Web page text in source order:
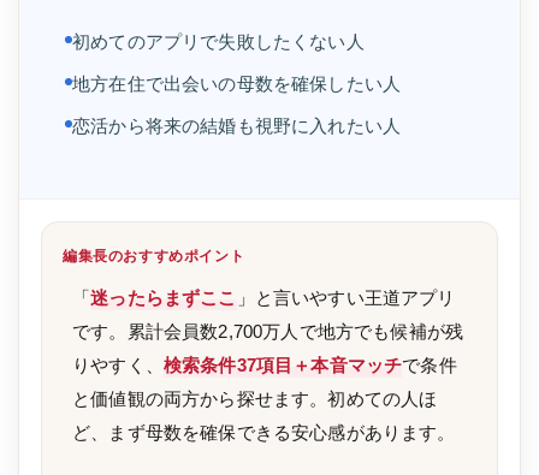
初めてのアプリで失敗したくない人
地方在住で出会いの母数を確保したい人
恋活から将来の結婚も視野に入れたい人
編集長のおすすめポイント
「迷ったらまずここ 」と言いやすい王道アプリ
です。累計会員数2,700万人で地方でも候補が残
りやすく、 検索条件37項目＋本音マッチで条件
と価値観の両方から探せます。初めての人ほ
ど、まず母数を確保できる安心感があります。